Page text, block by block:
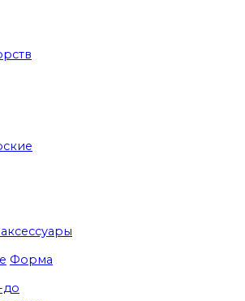
Форма
до